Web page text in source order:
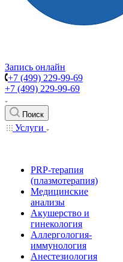
Запись онлайн
+7 (499) 229-99-69
+7 (499) 229-99-69
Поиск
Услуги
PRP-терапия
(плазмотерапия)
Медицинские
анализы
Акушерство и
гинекология
Аллергология-
иммунология
Анестезиология